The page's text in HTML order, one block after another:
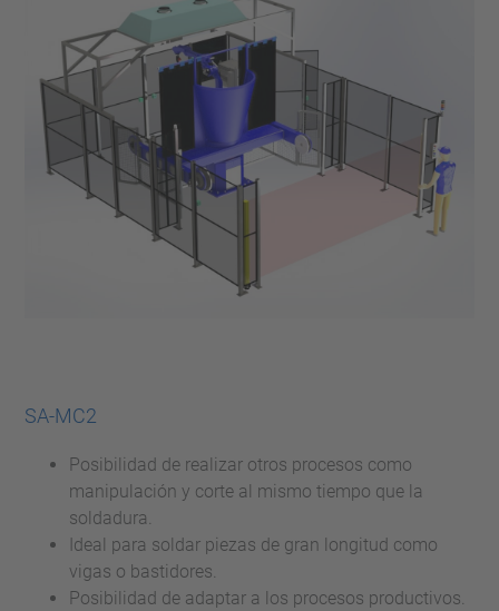
SA-MC2
Posibilidad de realizar otros procesos como
manipulación y corte al mismo tiempo que la
soldadura.
Ideal para soldar piezas de gran longitud como
vigas o bastidores.
Posibilidad de adaptar a los procesos productivos.